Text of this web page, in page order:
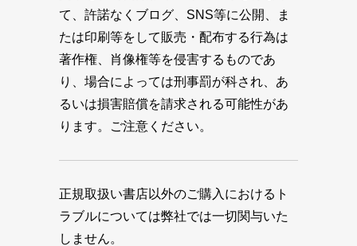
て、許諾なくブログ、SNS等に公開、ま
たは印刷等をして販売・配布する行為は
著作権、肖像権等を侵害するものであ
り、場合によっては刑事罰が科され、あ
るいは損害賠償を請求される可能性があ
ります。ご注意ください。
正規取扱い書店以外のご購入におけるト
ラブルについては弊社では一切関与いた
しません。